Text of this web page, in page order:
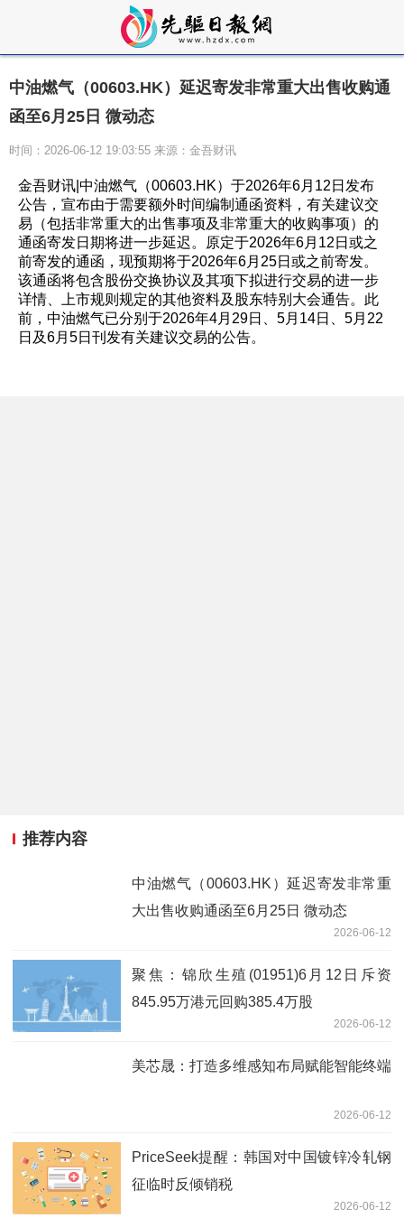
中油燃气（00603.HK）延迟寄发非常重大出售收购通
函至6月25日 微动态
时间：2026-06-12 19:03:55 来源：金吾财讯
金吾财讯|中油燃气（00603.HK）于2026年6月12日发布
公告，宣布由于需要额外时间编制通函资料，有关建议交
易（包括非常重大的出售事项及非常重大的收购事项）的
通函寄发日期将进一步延迟。原定于2026年6月12日或之
前寄发的通函，现预期将于2026年6月25日或之前寄发。
该通函将包含股份交换协议及其项下拟进行交易的进一步
详情、上市规则规定的其他资料及股东特别大会通告。此
前，中油燃气已分别于2026年4月29日、5月14日、5月22
日及6月5日刊发有关建议交易的公告。
推荐内容
中油燃气（00603.HK）延迟寄发非常重
大出售收购通函至6月25日 微动态
2026-06-12
聚焦：锦欣生殖(01951)6月12日斥资
845.95万港元回购385.4万股
2026-06-12
美芯晟：打造多维感知布局赋能智能终端
2026-06-12
PriceSeek提醒：韩国对中国镀锌冷轧钢
征临时反倾销税
2026-06-12